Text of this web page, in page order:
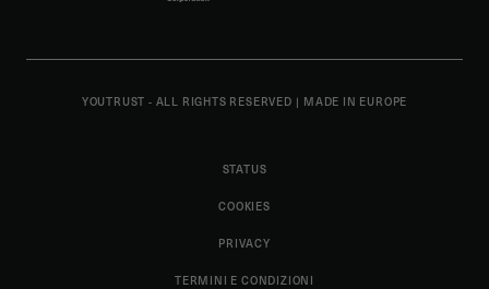
YOUTRUST - ALL RIGHTS RESERVED | MADE IN EUROPE
STATUS
COOKIES
PRIVACY
TERMINI E CONDIZIONI